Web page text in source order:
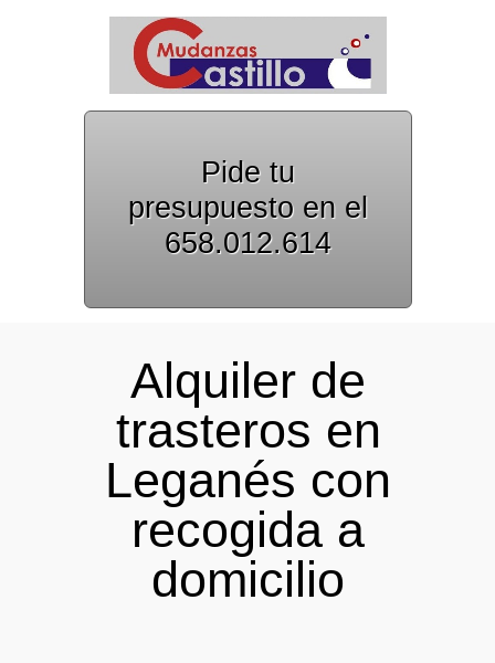
Pide tu
presupuesto en el
658.012.614
Alquiler de
trasteros en
Leganés con
recogida a
domicilio